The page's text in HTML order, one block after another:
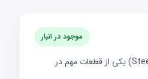
موجود در انبار
&nbsp;معرفی تخصصی سیبک فرمان چپ LIFAN X50سیبک فرمان چپ (Steering Ball Joint) یکی از قطعات مهم در